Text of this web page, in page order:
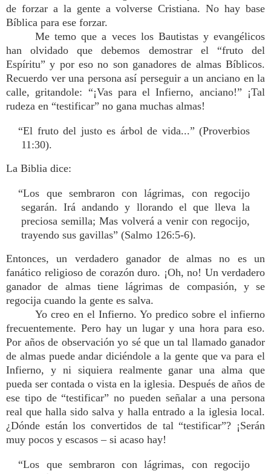
de forzar a la gente a volverse Cristiana. No hay base
Bíblica para ese forzar.
Me temo que a veces los Bautistas y evangélicos
han olvidado que debemos demostrar el “fruto del
Espíritu” y por eso no son ganadores de almas Bíblicos.
Recuerdo ver una persona así perseguir a un anciano en la
calle, gritandole: “¡Vas para el Infierno, anciano!” ¡Tal
rudeza en “testificar” no gana muchas almas!
“El fruto del justo es árbol de vida...” (Proverbios
11:30).
La Biblia dice:
“Los que sembraron con lágrimas, con regocijo
segarán. Irá andando y llorando el que lleva la
preciosa semilla; Mas volverá a venir con regocijo,
trayendo sus gavillas” (Salmo 126:5-6).
Entonces, un verdadero ganador de almas no es un
fanático religioso de corazón duro. ¡Oh, no! Un verdadero
ganador de almas tiene lágrimas de compasión, y se
regocija cuando la gente es salva.
Yo creo en el Infierno. Yo predico sobre el infierno
frecuentemente. Pero hay un lugar y una hora para eso.
Por años de observación yo sé que un tal llamado ganador
de almas puede andar diciéndole a la gente que va para el
Infierno, y ni siquiera realmente ganar una alma que
pueda ser contada o vista en la iglesia. Después de años de
ese tipo de “testificar” no pueden señalar a una persona
real que halla sido salva y halla entrado a la iglesia local.
¿Dónde están los convertidos de tal “testificar”? ¡Serán
muy pocos y escasos – si acaso hay!
“Los que sembraron con lágrimas, con regocijo